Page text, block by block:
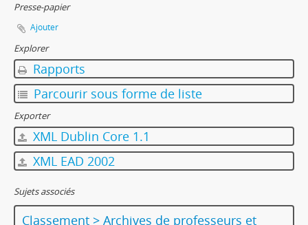
Presse-papier
Ajouter
Explorer
Rapports
Parcourir sous forme de liste
Exporter
XML Dublin Core 1.1
XML EAD 2002
Sujets associés
Classement > Archives de professeurs et